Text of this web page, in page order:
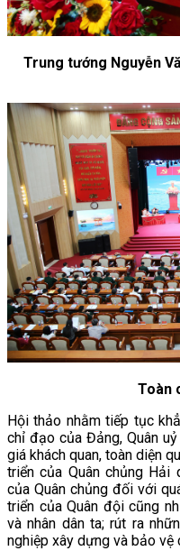
Trung tướng Nguyễn
Toàn
Hội thảo nhằm tiếp tục
chỉ đạo của Đảng, Quân
giá khách quan, toàn diện
triển của Quân chủng Hải
của Quân chủng đối với
triển của Quân đội cũng
và nhân dân ta; rút ra
nghiệp xây dựng và bảo vệ